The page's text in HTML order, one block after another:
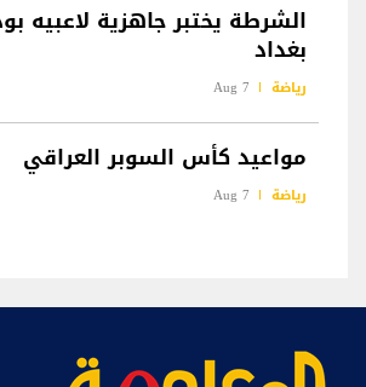
الشرطة يختبر جاهزية لاعبيه
بغداد
رياضة 7 Aug
مواعيد كأس السوبر العراقي
رياضة 7 Aug